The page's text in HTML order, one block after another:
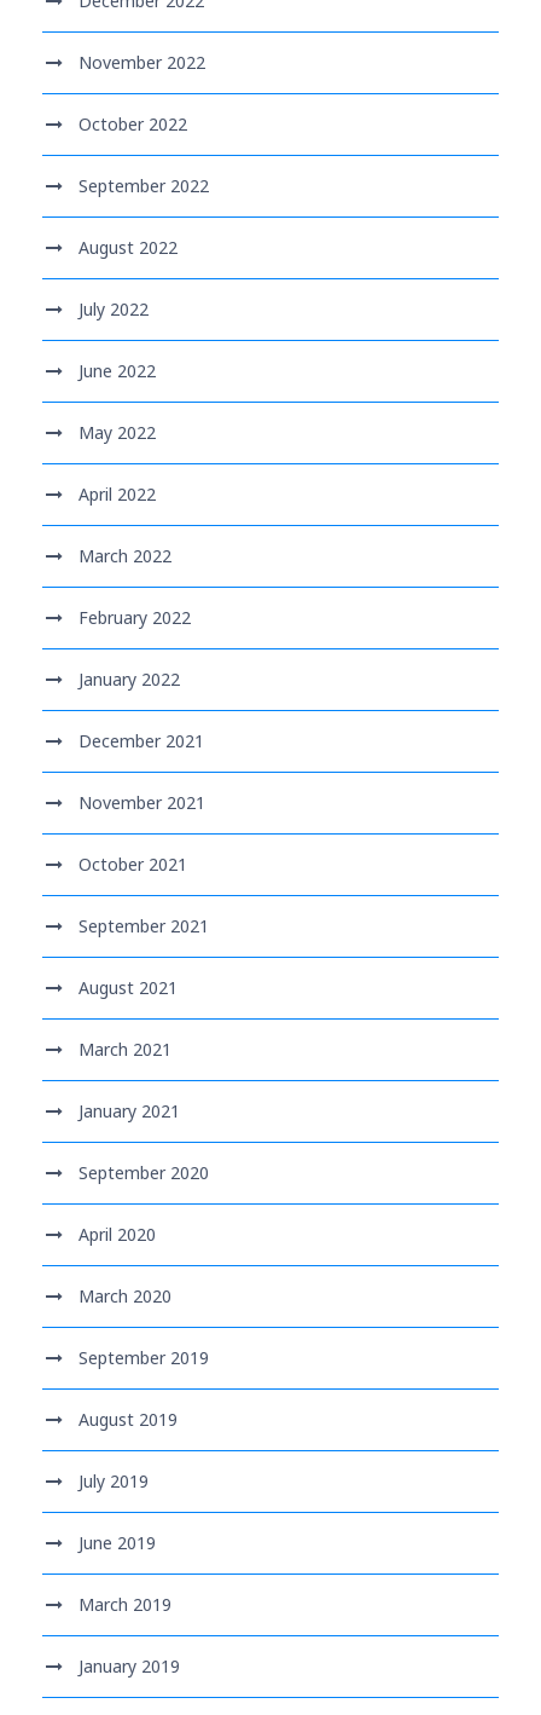
November 2022
October 2022
September 2022
August 2022
July 2022
June 2022
May 2022
April 2022
March 2022
February 2022
January 2022
December 2021
November 2021
October 2021
September 2021
August 2021
March 2021
January 2021
September 2020
April 2020
March 2020
September 2019
August 2019
July 2019
June 2019
March 2019
January 2019